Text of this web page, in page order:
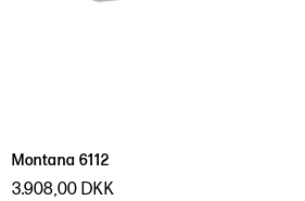
Montana 6112
3.908,00 DKK